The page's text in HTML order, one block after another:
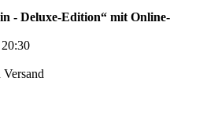
- Deluxe-Edition“ mit Online-